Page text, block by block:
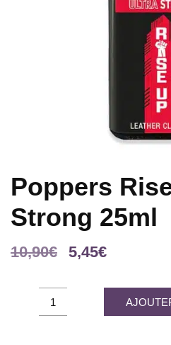
Poppers
Strong 25ml
10,90€
Le
initial
5,45€Le
actuel
est :
Poppers
Rise